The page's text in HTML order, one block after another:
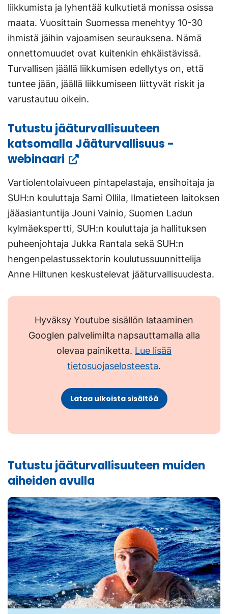
liikkumista ja lyhentää kulkutietä monissa osissa
maata. Vuosittain Suomessa menehtyy 10-30
ihmistä jäihin vajoamisen seurauksena. Nämä
onnettomuudet ovat kuitenkin ehkäistävissä.
Turvallisen jäällä liikkumisen edellytys on, että
tuntee jään, jäällä liikkumiseen liittyvät riskit ja
varustautuu oikein.
Tutustu jääturvallisuuteen
katsomalla Jääturvallisuus -
webinaari (Vieraile
sivustolla.
Linkki
avautuu
uuteen
välilehteen.)
Vartiolentolaivueen pintapelastaja, ensihoitaja ja
SUH:n kouluttaja Sami Ollila, Ilmatieteen laitoksen
jääasiantuntija Jouni Vainio, Suomen Ladun
kylmäekspertti, SUH:n kouluttaja ja hallituksen
puheenjohtaja Jukka Rantala sekä SUH:n
hengenpelastussektorin koulutussuunnittelija
Anne Hiltunen keskustelevat jääturvallisuudesta.
Hyväksy Youtube sisällön lataaminen
Googlen palvelimilta napsauttamalla alla
olevaa painiketta. Lue lisää
tietosuojaselosteesta.
Lataa ulkoista sisältöä
Tutustu jääturvallisuuteen muiden
aiheiden avulla